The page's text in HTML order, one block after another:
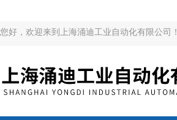
您好，欢迎来到上海涌迪工业自动化有限公司！